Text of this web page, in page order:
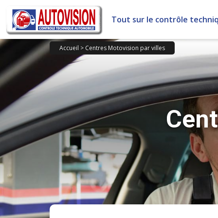
Panneau de gestion des cookies
Tout sur le contrôle
Accueil > Centres Motovision par villes